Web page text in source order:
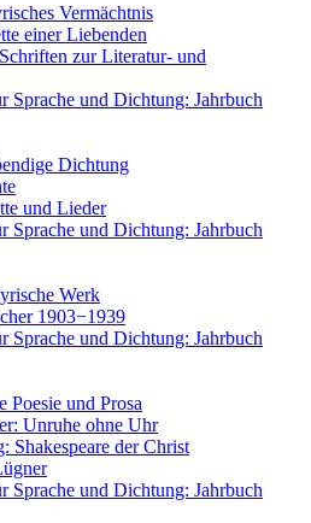
Vermächtnis
einer Liebenden
zur Literatur- und
Sprache und Dichtung: Jahrbuch
Dichtung
und Lieder
Sprache und Dichtung: Jahrbuch
Werk
1903−1939
Sprache und Dichtung: Jahrbuch
Poesie und Prosa
Unruhe ohne Uhr
Shakespeare der Christ
Sprache und Dichtung: Jahrbuch